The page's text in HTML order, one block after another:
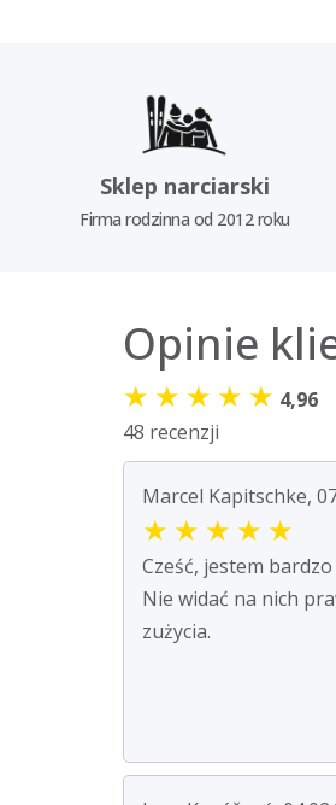
Sklep narciarski
Firma rodzinna od 2012 roku
Opinie
★ ★ ★ ★ ★ 4,96
48 recenzji
Marcel Kapitschke,
★ ★ ★ ★ ★
Cześć, jestem
Nie widać na nich
zużycia.